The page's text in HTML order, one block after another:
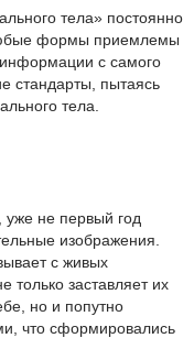
тела» постоянно
формы приемлемы
с самого
стандарты, пытаясь
тела.
, уже не первый год
изображения.
с живых
только заставляет их
но и попутно
что сформировались